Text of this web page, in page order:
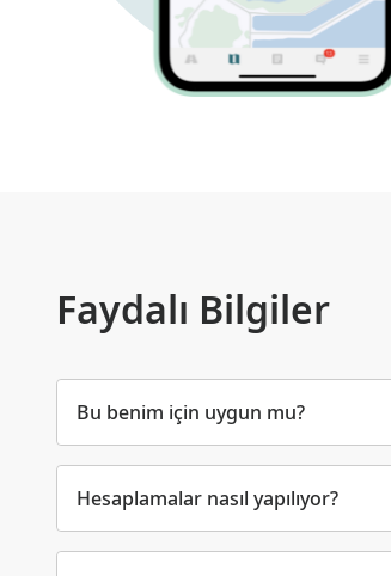
Faydalı Bilgiler
Bu benim için uygun mu?
Hesaplamalar nasıl yapılıyor?